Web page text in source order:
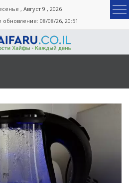
, Август 9 , 2026
обновление: 08/08/26, 20:51